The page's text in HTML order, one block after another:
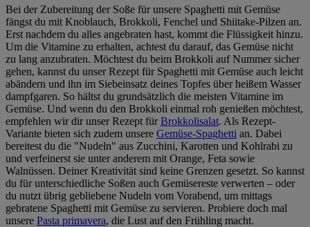
Bei der Zubereitung der Soße für unsere Spaghetti mit Gemüse
fängst du mit Knoblauch, Brokkoli, Fenchel und Shiitake-Pilzen an.
Erst nachdem du alles angebraten hast, kommt die Flüssigkeit hinzu.
Um die Vitamine zu erhalten, achtest du darauf, das Gemüse nicht
zu lang anzubraten. Möchtest du beim Brokkoli auf Nummer sicher
gehen, kannst du unser Rezept für Spaghetti mit Gemüse auch leicht
abändern und ihn im Siebeinsatz deines Topfes über heißem Wasser
dampfgaren. So hältst du grundsätzlich die meisten Vitamine im
Gemüse. Und wenn du den Brokkoli einmal roh genießen möchtest,
empfehlen wir dir unser Rezept fürBrokkolisalat. Als Rezept-
Variante bieten sich zudem unsere Gemüse-Spaghetti an. Dabei
bereitest du die "Nudeln" aus Zucchini, Karotten und Kohlrabi zu
und verfeinerst sie unter anderem mit Orange, Feta sowie
Walnüssen. Deiner Kreativität sind keine Grenzen gesetzt. So kannst
du für unterschiedliche Soßen auch Gemüsereste verwerten – oder
du nutzt übrig gebliebene Nudeln vom Vorabend, um mittags
gebratene Spaghetti mit Gemüse zu servieren. Probiere doch mal
unsere Pasta primavera, die Lust auf den Frühling macht.